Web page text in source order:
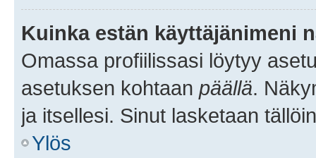
Kuinka estän käyttäjänimeni
Omassa profiilissasi löytyy
asetuksen kohtaan päällä.
ja itsellesi. Sinut lasketaan
Ylös